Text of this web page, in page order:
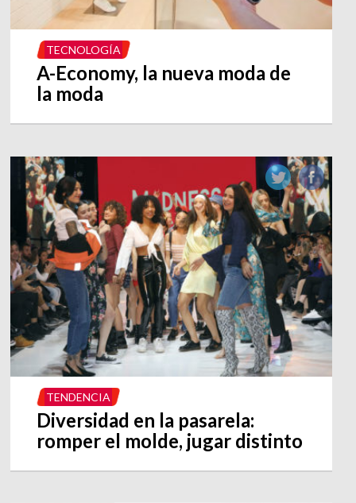
TECNOLOGÍA
A-Economy, la nueva moda de
la moda
TENDENCIA
Diversidad en la pasarela:
romper el molde, jugar distinto